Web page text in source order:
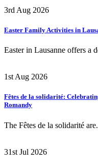
3rd Aug 2026
Easter Family Activities in
Easter in Lausanne offers a
1st Aug 2026
Fêtes de la solidarité:
Romandy
The Fêtes de la solidarité
31st Jul 2026